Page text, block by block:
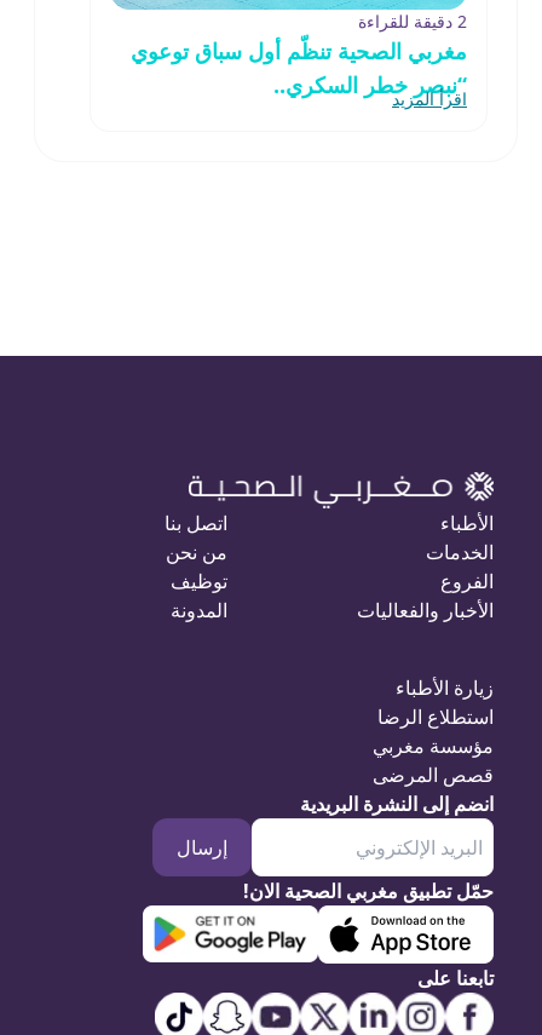
2 دقيقة للقراءة
مغربي الصحية تنظّم أول سباق توعوي
“نبصر خطر السكري..
اقرأ المزيد
الأطباء
الخدمات
الفروع
الأخبار والفعاليات
اتصل بنا
من نحن
توظيف
المدونة
زيارة الأطباء
استطلاع الرضا
مؤسسة مغربي
قصص المرضى
انضم إلى النشرة البريدية
إرسال
حمّل تطبيق مغربي الصحية الان!
تابعنا على